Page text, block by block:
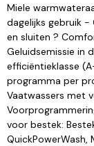
Miele
dagelijks gebruik -
en sluiten ?
Geluidsemissie in
efficiëntieklasse
programma per
Vaatwassers met
voor bestek:
QuickPowerWash,